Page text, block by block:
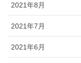
2021年8月
2021年7月
2021年6月